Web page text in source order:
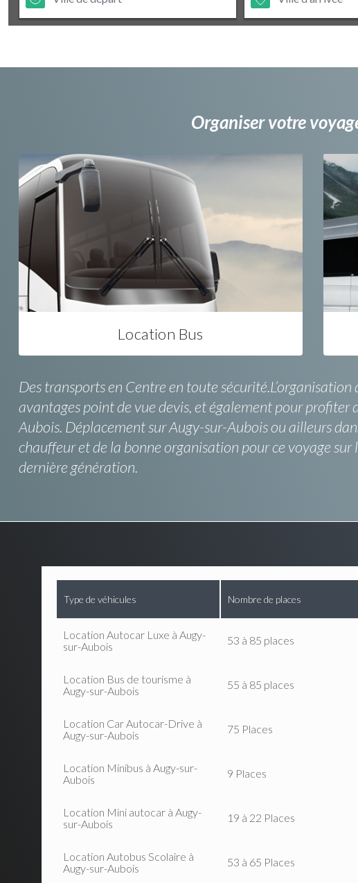
Organiser votre
Location Bus
Des transports en Centre en toute
avantages point de vue devis, et également pour
Aubois. Déplacement sur Augy-sur-Aubois ou ailleurs
chauffeur et de la bonne organisation pour ce voyage
dernière génération.
Type de véhicules Nombre de places
Location Autocar Luxe à Augy-
sur-Aubois
53 à 85 places
Location Bus de tourisme à
Augy-sur-Aubois
55 à 85 places
Location Car Autocar-Drive à
Augy-sur-Aubois
75 Places
Location Minibus à Augy-sur-
Aubois
9 Places
Location Mini autocar à Augy-
sur-Aubois
19 à 22 Places
Location Autobus Scolaire à
Augy-sur-Aubois
53 à 65 Places